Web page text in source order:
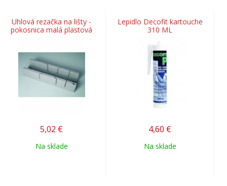
Uhlová rezačka na lišty -
pokosnica malá plastová
5,02 €
Na sklade
Lepidlo Decofit kartouche
310 ML
4,60 €
Na sklade